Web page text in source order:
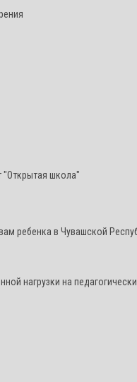
"Открытая школа"
ребенка в Чувашской
нагрузки на